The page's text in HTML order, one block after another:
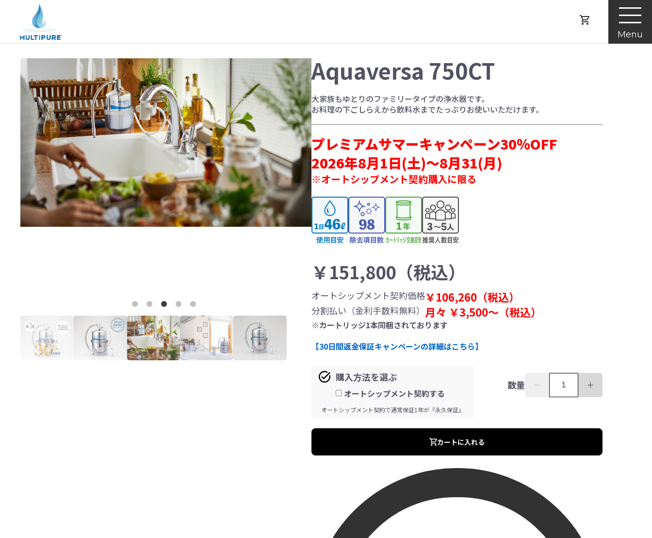
マルチピュアとは
製品紹介
レンタルする
よくある質問
ログイン
Menu
Aquaversa 750CT
大家族もゆとりのファミリータイプの浄水器です。
お料理の下ごしらえから飲料水までたっぷりお使いいただけます。
プレミアムサマーキャンペーン30％OFF
2026年8月1日(土)～8月31(月)
※オートシップメント契約購入に限る
￥151,800 （税込）
オートシップメント契約価格￥106,260 （税込）
分割払い（金利手数料無料） 月々 ￥3,500〜 （税込）
※カートリッジ1本同梱されております
【30日間返金保証キャンペーンの詳細はこちら】
購入方法を選ぶ
オートシップメント契約する
オートシップメント契約で通常保証1年が『永久保証』
数量
カートに入れる